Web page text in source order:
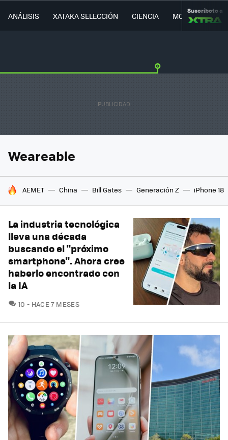
ANÁLISIS XATAKA SELECCIÓN CIENCIA MOVILIDAD
Suscríbete a
Weareable
HOY SE HABLA DE
AEMET China Bill Gates Generación Z iPhone 18
La industria tecnológica
lleva una década
buscando el "próximo
smartphone". Ahora cree
haberlo encontrado con
la IA
10 COMENTARIOS
HACE 7 MESES